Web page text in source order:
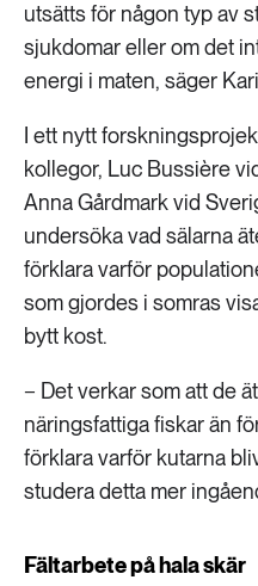
utsätts för någon typ av
sjukdomar eller om det
energi i maten, säger
I ett nytt
kollegor, Luc Bussière
Anna Gårdmark vid
undersöka vad sälarna
förklara varför
som gjordes i somras
bytt kost.
− Det verkar som att de
näringsfattiga fiskar än
förklara varför kutarna
studera detta mer
Fältarbete på hala skär